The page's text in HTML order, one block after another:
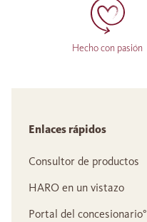
Hecho con pasión
Enlaces rápidos
Consultor de productos
HARO en un vistazo
Portal del concesionario°